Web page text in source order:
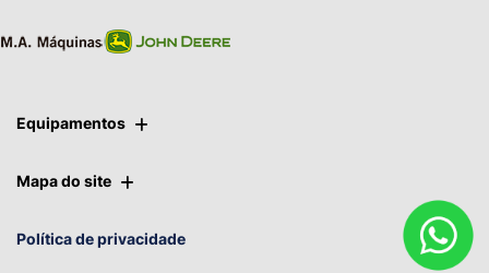
Equipamentos
Mapa do site
Política de privacidade